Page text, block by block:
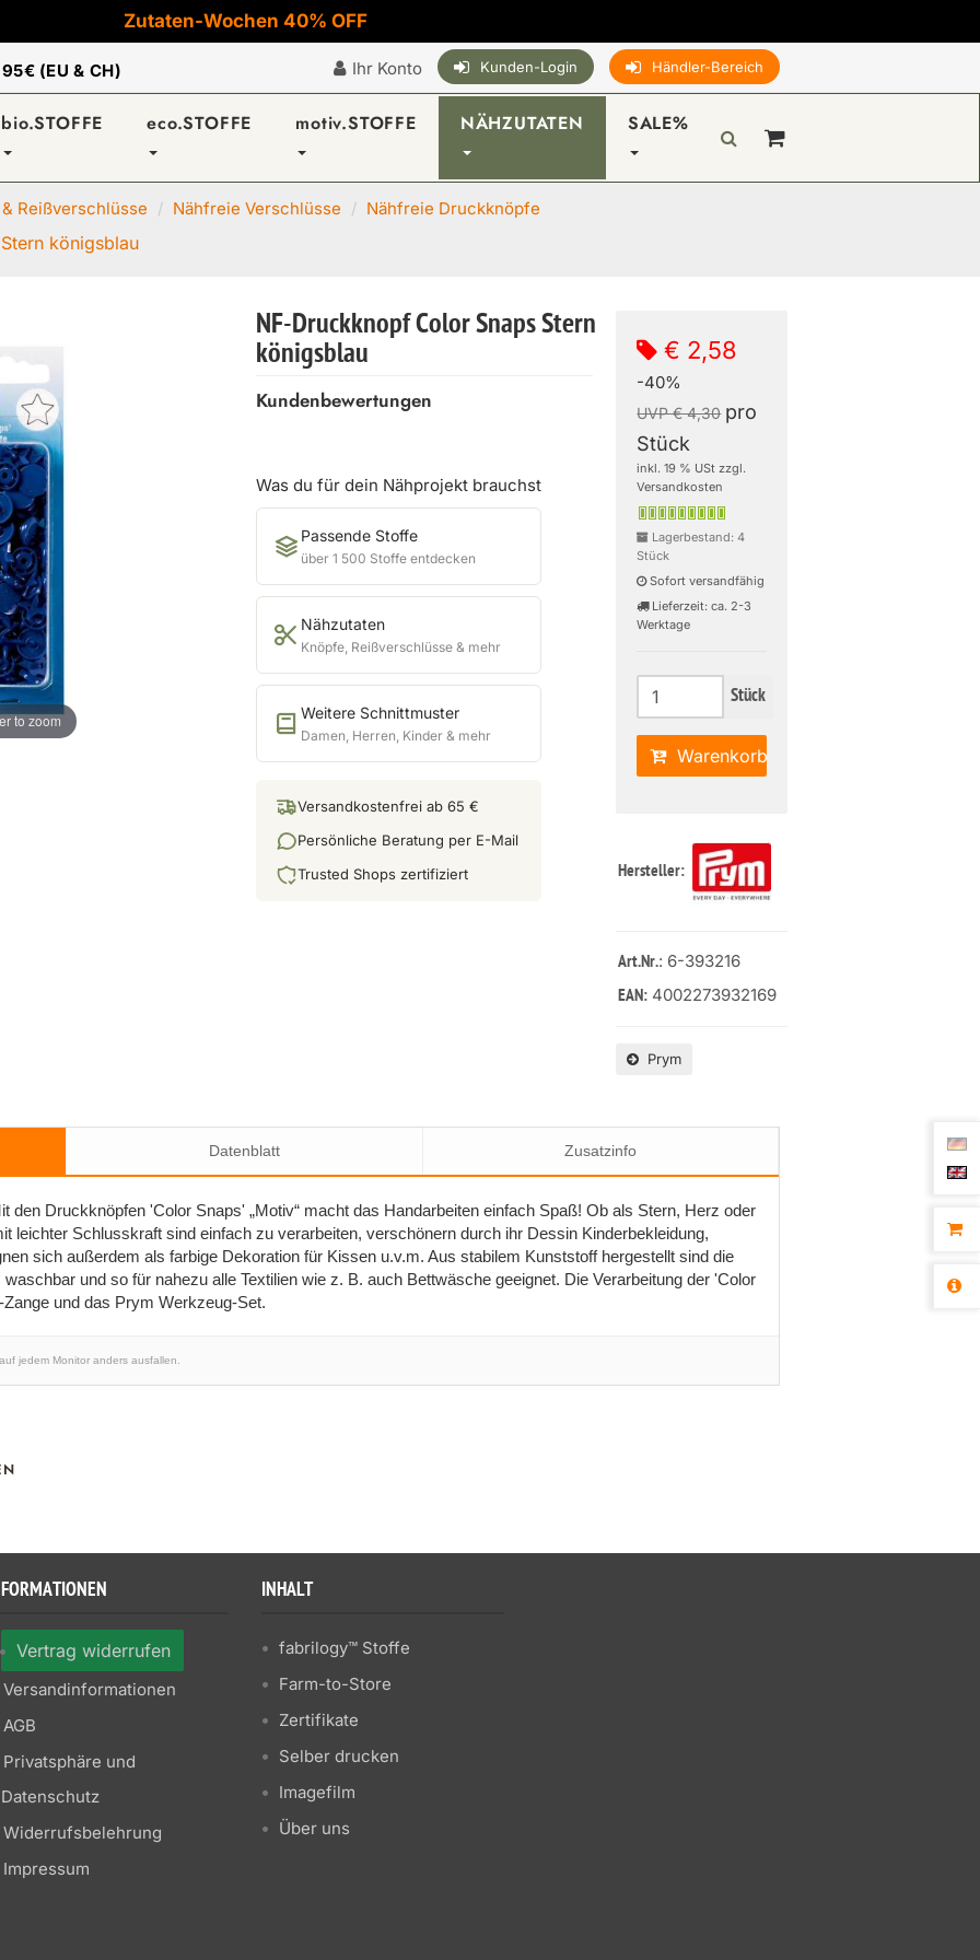
Zutaten-Wochen 40% OFF
95€ (EU & CH) Ihr Konto Kunden-Login Händler-Bereich
bio.STOFFE eco.STOFFE motiv.STOFFE NÄHZUTATEN SALE%
Reißverschlüsse Nähfreie Verschlüsse Nähfreie Druckknöpfe
königsblau
to zoom
NF-Druckknopf Color Snaps Stern
königsblau
Kundenbewertungen
Was du für dein Nähprojekt brauchst
Passende Stoffe
über 1 500 Stoffe entdecken
Nähzutaten
Knöpfe, Reißverschlüsse & mehr
Weitere Schnittmuster
Damen, Herren, Kinder & mehr
Versandkostenfrei ab 65 €
Persönliche Beratung per E-Mail
Trusted Shops zertifiziert
€ 2,58
-40%
UVP € 4,30 pro
Stück
inkl. 19 % USt zzgl.
Versandkosten
Lagerbestand: 4
Stück
Sofort versandfähig
Lieferzeit: ca. 2-3
Werktage
Stück
Warenkorb
Hersteller:
Art.Nr.: 6-393216
EAN: 4002273932169
Prym
Datenblatt Zusatzinfo
den Druckknöpfen 'Color Snaps' „Motiv“ macht das Handarbeiten einfach Spaß! Ob als Stern, Herz oder
leichter Schlusskraft sind einfach zu verarbeiten, verschönern durch ihr Dessin Kinderbekleidung,
sich außerdem als farbige Dekoration für Kissen u.v.m. Aus stabilem Kunststoff hergestellt sind die
und so für nahezu alle Textilien wie z. B. auch Bettwäsche geeignet. Die Verarbeitung der 'Color
und das Prym Werkzeug-Set.
jedem Monitor anders ausfallen.
Vertrag widerrufen
Versandinformationen
AGB
Privatsphäre und
Datenschutz
Widerrufsbelehrung
Impressum
INHALT
fabrilogy™ Stoffe
Farm-to-Store
Zertifikate
Selber drucken
Imagefilm
Über uns